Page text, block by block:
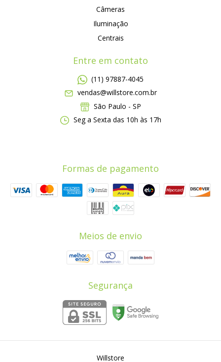
Câmeras
Iluminação
Centrais
Entre em contato
(11) 97887-4045
vendas@willstore.com.br
São Paulo - SP
Seg a Sexta das 10h às 17h
Formas de pagamento
Meios de envio
Segurança
Willstore